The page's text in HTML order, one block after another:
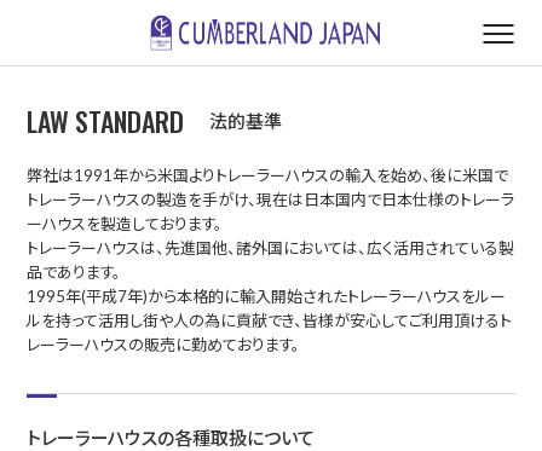
LAW STANDARD 法的基準
弊社は1991年から米国よりトレーラーハウスの輸入を始め、後に米国で
トレーラーハウスの製造を手がけ、現在は日本国内で日本仕様のトレーラ
ーハウスを製造しております。
トレーラーハウスは、先進国他、諸外国においては、広く活用されている製
品であります。
1995年(平成7年)から本格的に輸入開始されたトレーラーハウスをルー
ルを持って活用し街や人の為に貢献でき、皆様が安心してご利用頂けるト
レーラーハウスの販売に勤めております。
トレーラーハウスの各種取扱について